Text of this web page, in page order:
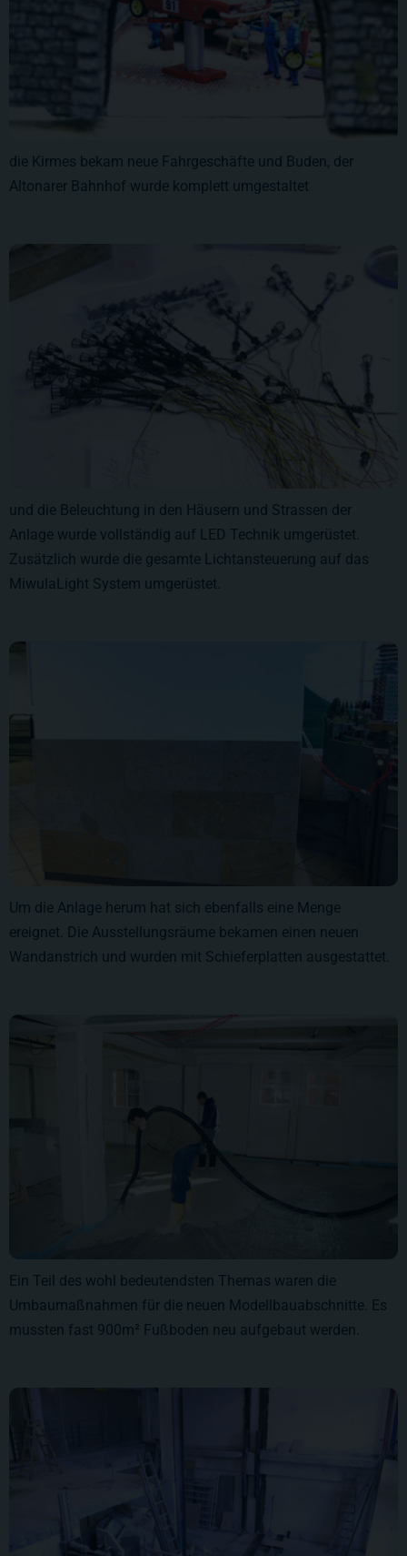
die Kirmes bekam neue Fahrgeschäfte und Buden, der
Altonarer Bahnhof wurde komplett umgestaltet
und die Beleuchtung in den Häusern und Strassen der
Anlage wurde vollständig auf LED Technik umgerüstet.
Zusätzlich wurde die gesamte Lichtansteuerung auf das
MiwulaLight System umgerüstet.
Um die Anlage herum hat sich ebenfalls eine Menge
ereignet. Die Ausstellungsräume bekamen einen neuen
Wandanstrich und wurden mit Schieferplatten ausgestattet.
Ein Teil des wohl bedeutendsten Themas waren die
Umbaumaßnahmen für die neuen Modellbauabschnitte. Es
mussten fast 900m² Fußboden neu aufgebaut werden.